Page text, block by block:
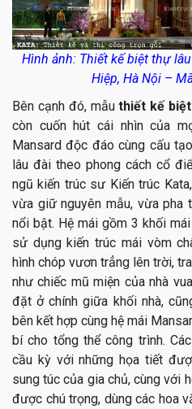
Hình ảnh: Thiết kế biệt thự
Hiệp, Hà Nội –
Bên cạnh đó, mẫuthiết kế
còn cuốn hút cái nhìn của
Mansard độc đáo cùng cấu
lâu đài theo phong cách cổ
ngũ kiến trúc sư Kiến trúc
vừa giữ nguyên mẫu, vừa
nổi bật. Hệ mái gồm 3 khối
sử dụng kiến trúc mái vòm
hình chóp vươn trẳng lên trời,
như chiếc mũ miện của nhà
đặt ở chính giữa khối nhà,
bên kết hợp cùng hệ mái
bí cho tổng thể công trình.
cầu kỳ với những họa tiết
sung túc của gia chủ, cùng với
được chú trọng, dùng các hoa